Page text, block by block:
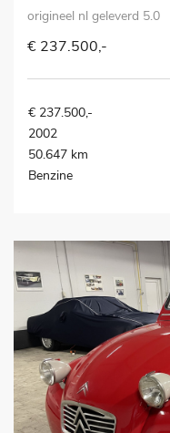
origineel nl geleverd 5.0
€ 237.500,-
€ 237.500,-
2002
50.647 km
Benzine